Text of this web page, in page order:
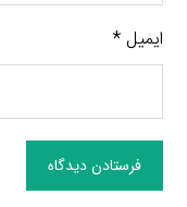
ایمیل*
فرستادن دیدگاه